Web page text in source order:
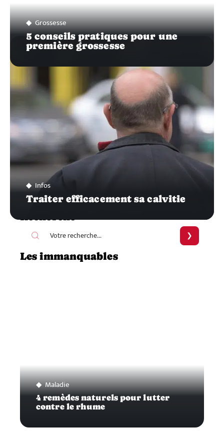
Grossesse
5 conseils pratiques pour une
première grossesse
Infos
Traiter efficacement sa calvitie
Les immanquables
Maladie
4 remèdes naturels pour lutter
contre le rhume